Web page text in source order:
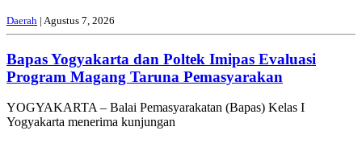
Daerah | Agustus 7, 2026
Bapas Yogyakarta dan Poltek Imipas Evaluasi
Program Magang Taruna Pemasyarakan
YOGYAKARTA – Balai Pemasyarakatan (Bapas) Kelas I
Yogyakarta menerima kunjungan